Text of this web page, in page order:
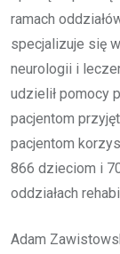
ramach
specjalizuje się
neurologii i
udzielił pomocy
pacjentom
pacjentom
866 dzieciom i
oddziałach
Adam